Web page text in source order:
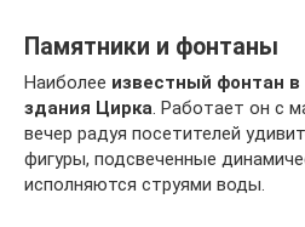
Памятники и фонтаны
Наиболее известный фонтан в
здания Цирка. Работает он с
вечер радуя посетителей
фигуры, подсвеченные
исполняются струями воды.